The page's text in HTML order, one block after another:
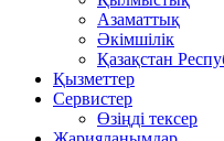
Азаматтық
Әкімшілік
Қазақстан
Қызметтер
Сервистер
Өзіңді тексер